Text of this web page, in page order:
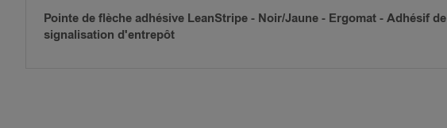
Pointe de flèche adhésive LeanStripe - Noir/Jaune - Ergomat - Adhésif de
signalisation d'entrepôt